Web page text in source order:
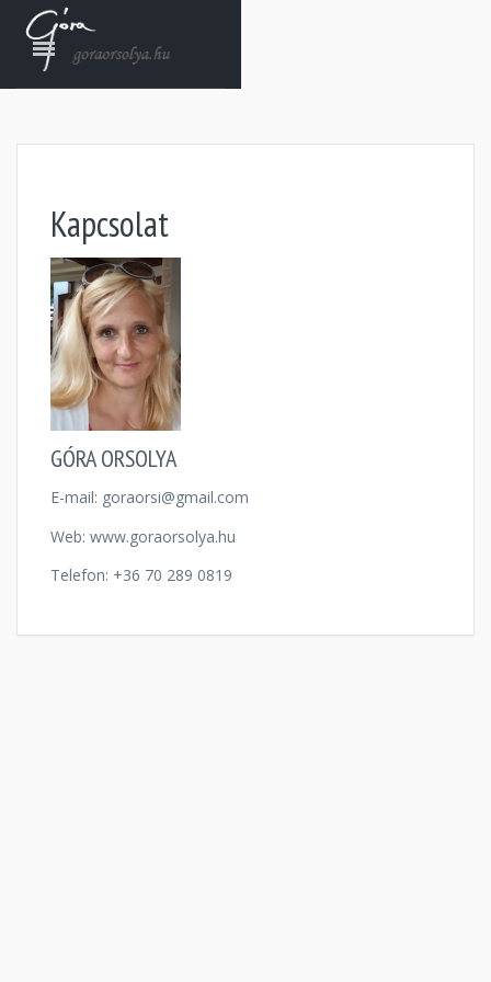
Kapcsolat
GÓRA ORSOLYA
E-mail: goraorsi@gmail.com
Web: www.goraorsolya.hu
Telefon: +36 70 289 0819